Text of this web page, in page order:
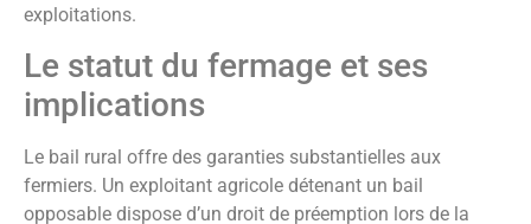
exploitations.
Le statut du fermage et ses
implications
Le bail rural offre des garanties substantielles aux
fermiers. Un exploitant agricole détenant un bail
opposable dispose d’un droit de préemption lors de la